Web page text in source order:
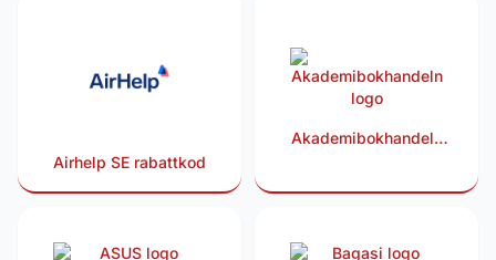
Airhelp SE rabattkod
Akademibokhandeln